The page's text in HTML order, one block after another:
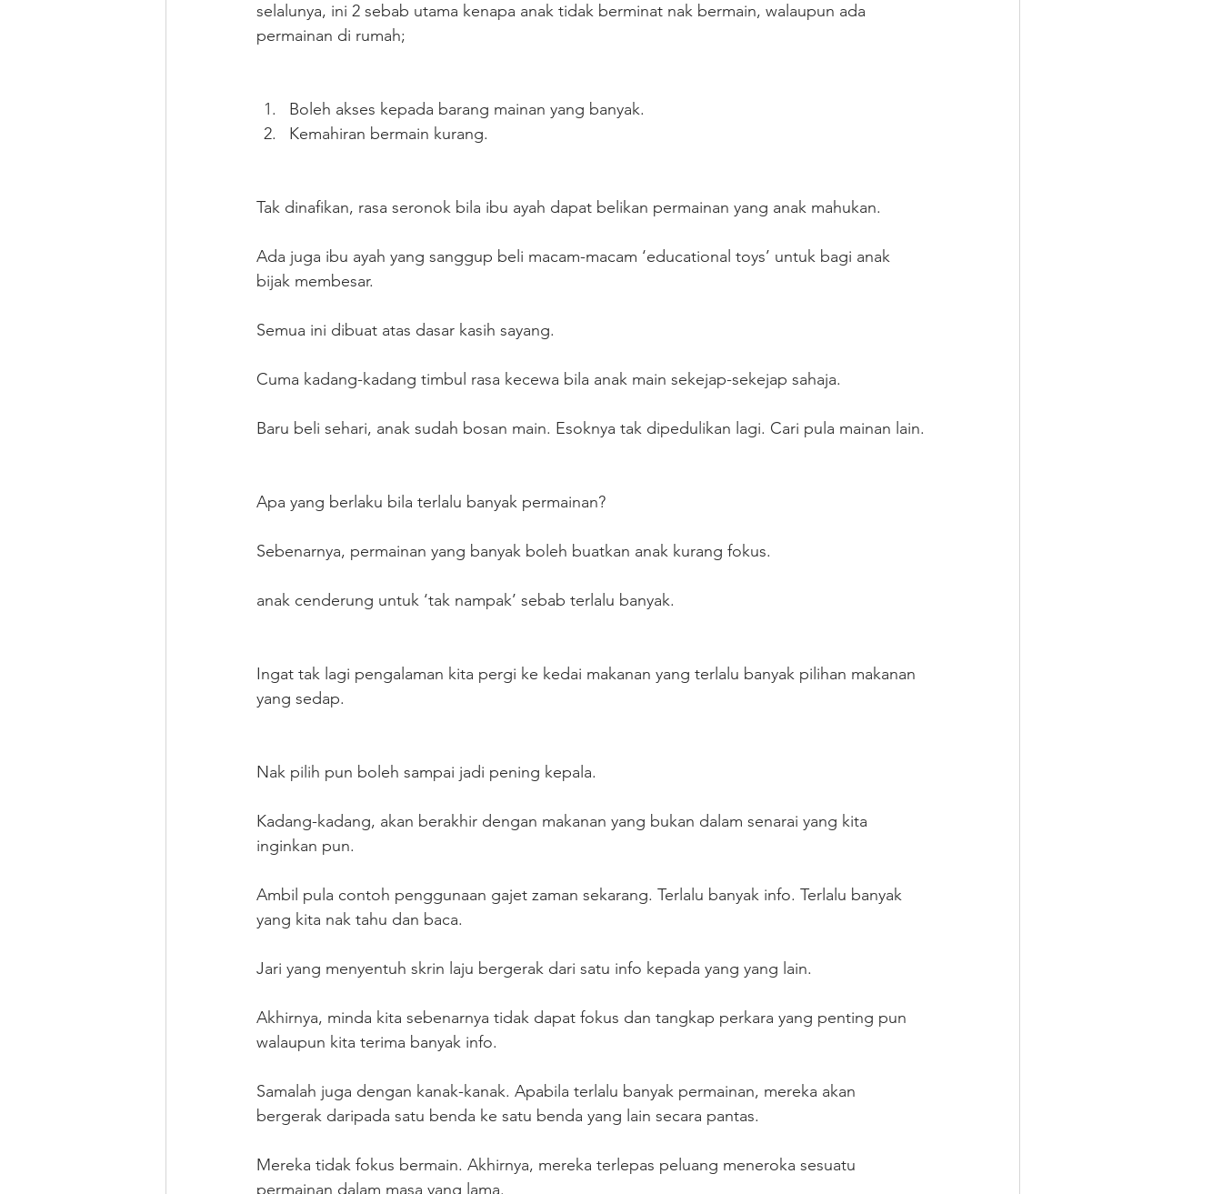
selalunya, ini 2 sebab utama kenapa anak tidak berminat nak bermain, walaupun ada
permainan di rumah;
Boleh akses kepada barang mainan yang banyak.
Kemahiran bermain kurang.
Tak dinafikan, rasa seronok bila ibu ayah dapat belikan permainan yang anak mahukan.
Ada juga ibu ayah yang sanggup beli macam-macam ‘educational toys’ untuk bagi anak
bijak membesar.
Semua ini dibuat atas dasar kasih sayang.
Cuma kadang-kadang timbul rasa kecewa bila anak main sekejap-sekejap sahaja.
Baru beli sehari, anak sudah bosan main. Esoknya tak dipedulikan lagi. Cari pula mainan lain.
Apa yang berlaku bila terlalu banyak permainan?
Sebenarnya, permainan yang banyak boleh buatkan anak kurang fokus.
anak cenderung untuk ‘tak nampak’ sebab terlalu banyak.
Ingat tak lagi pengalaman kita pergi ke kedai makanan yang terlalu banyak pilihan makanan
yang sedap.
Nak pilih pun boleh sampai jadi pening kepala.
Kadang-kadang, akan berakhir dengan makanan yang bukan dalam senarai yang kita
inginkan pun.
Ambil pula contoh penggunaan gajet zaman sekarang. Terlalu banyak info. Terlalu banyak
yang kita nak tahu dan baca.
Jari yang menyentuh skrin laju bergerak dari satu info kepada yang yang lain.
Akhirnya, minda kita sebenarnya tidak dapat fokus dan tangkap perkara yang penting pun
walaupun kita terima banyak info.
Samalah juga dengan kanak-kanak. Apabila terlalu banyak permainan, mereka akan
bergerak daripada satu benda ke satu benda yang lain secara pantas.
Mereka tidak fokus bermain. Akhirnya, mereka terlepas peluang meneroka sesuatu
permainan dalam masa yang lama.